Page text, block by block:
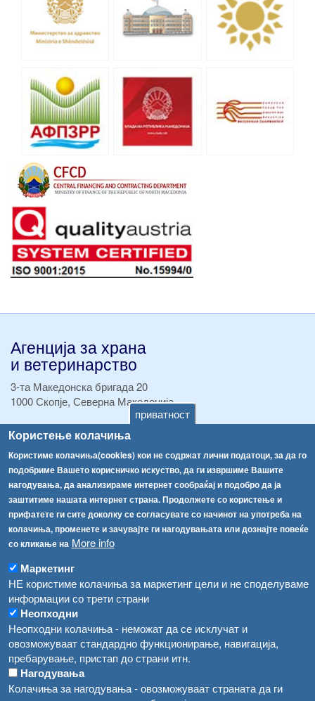
приватност
Користење колачиња
Користиме колачиња(cookies) кои не содржат лични податоци, за да го
подобриме Вашето корисничко искуство, да ги извршиме Вашите
нагодувања, да анализираме интернет сообраќај и подобро да ја
заштитиме нашата интернет страна. Продолжете со користење и
прифатете ги сите доколку се согласувате со начинот на употреба на
колачиња, променете и зачувајте ги нагодувањата или дознајте повеќе
со кликање на More info
Маркетинг
НЕ користиме колачиња за маркетинг цели и не споделуваме
информации со трети страни
Неопходни
Неопходни колачиња - неможат да се исклучат и
овозможуваат стандардно функционирање, навигација,
пребарување, пристап до страни итн.
Нагодувања
Колачиња за нагодувања - овозможуваат страната да ги
Агенција за храна
и ветеринарство
3-та Македонска бригада 20
1000 Скопје, Северна Македонија
ТЕЛ:+389 2 2457 895
ТЕЛ:
Факс:+389 2 2457 893
Факс:+389 2 2457 871
info@fva.gov.mk
[АХВ-претходна страна]
Соопштенија
Високите температури ризик од труење со храна, опасни се и за животните
Водата во Гостивар може да се користи како техничка, продолжува испораката на флаширана вода
Во Гостивар спроведени 70 вонредни контроли
Забраната за водата во Гостивар останува на сила, операторите да користат само технички безбедна вода
Навигација
Регистри
Обрасци
Забрани
Огласи